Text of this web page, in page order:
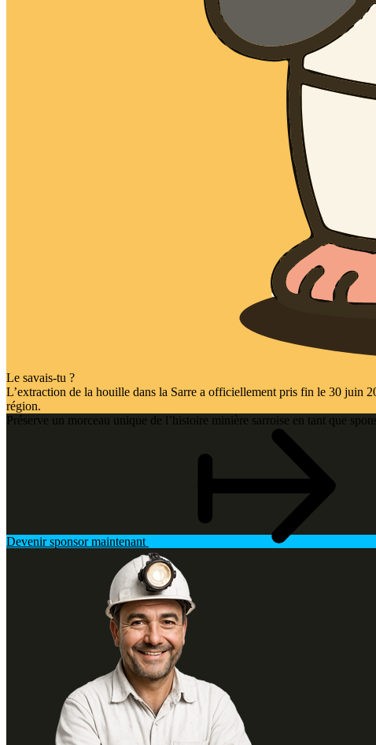
Le savais-tu ?
L’extraction de la houille dans la Sarre a officiellement pris fin le 30 juin
région.
Préserve un morceau unique de l’histoire minière sarroise en tant que
Devenir sponsor maintenant